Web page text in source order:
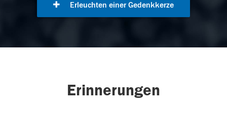
Erleuchten einer Gedenkkerze
Erinnerungen